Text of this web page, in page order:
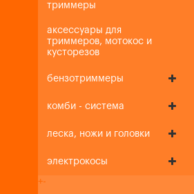
триммеры
аксессуары для
триммеров, мотокос и
кусторезов
бензотриммеры
комби - система
леска, ножи и головки
электрокосы
+-